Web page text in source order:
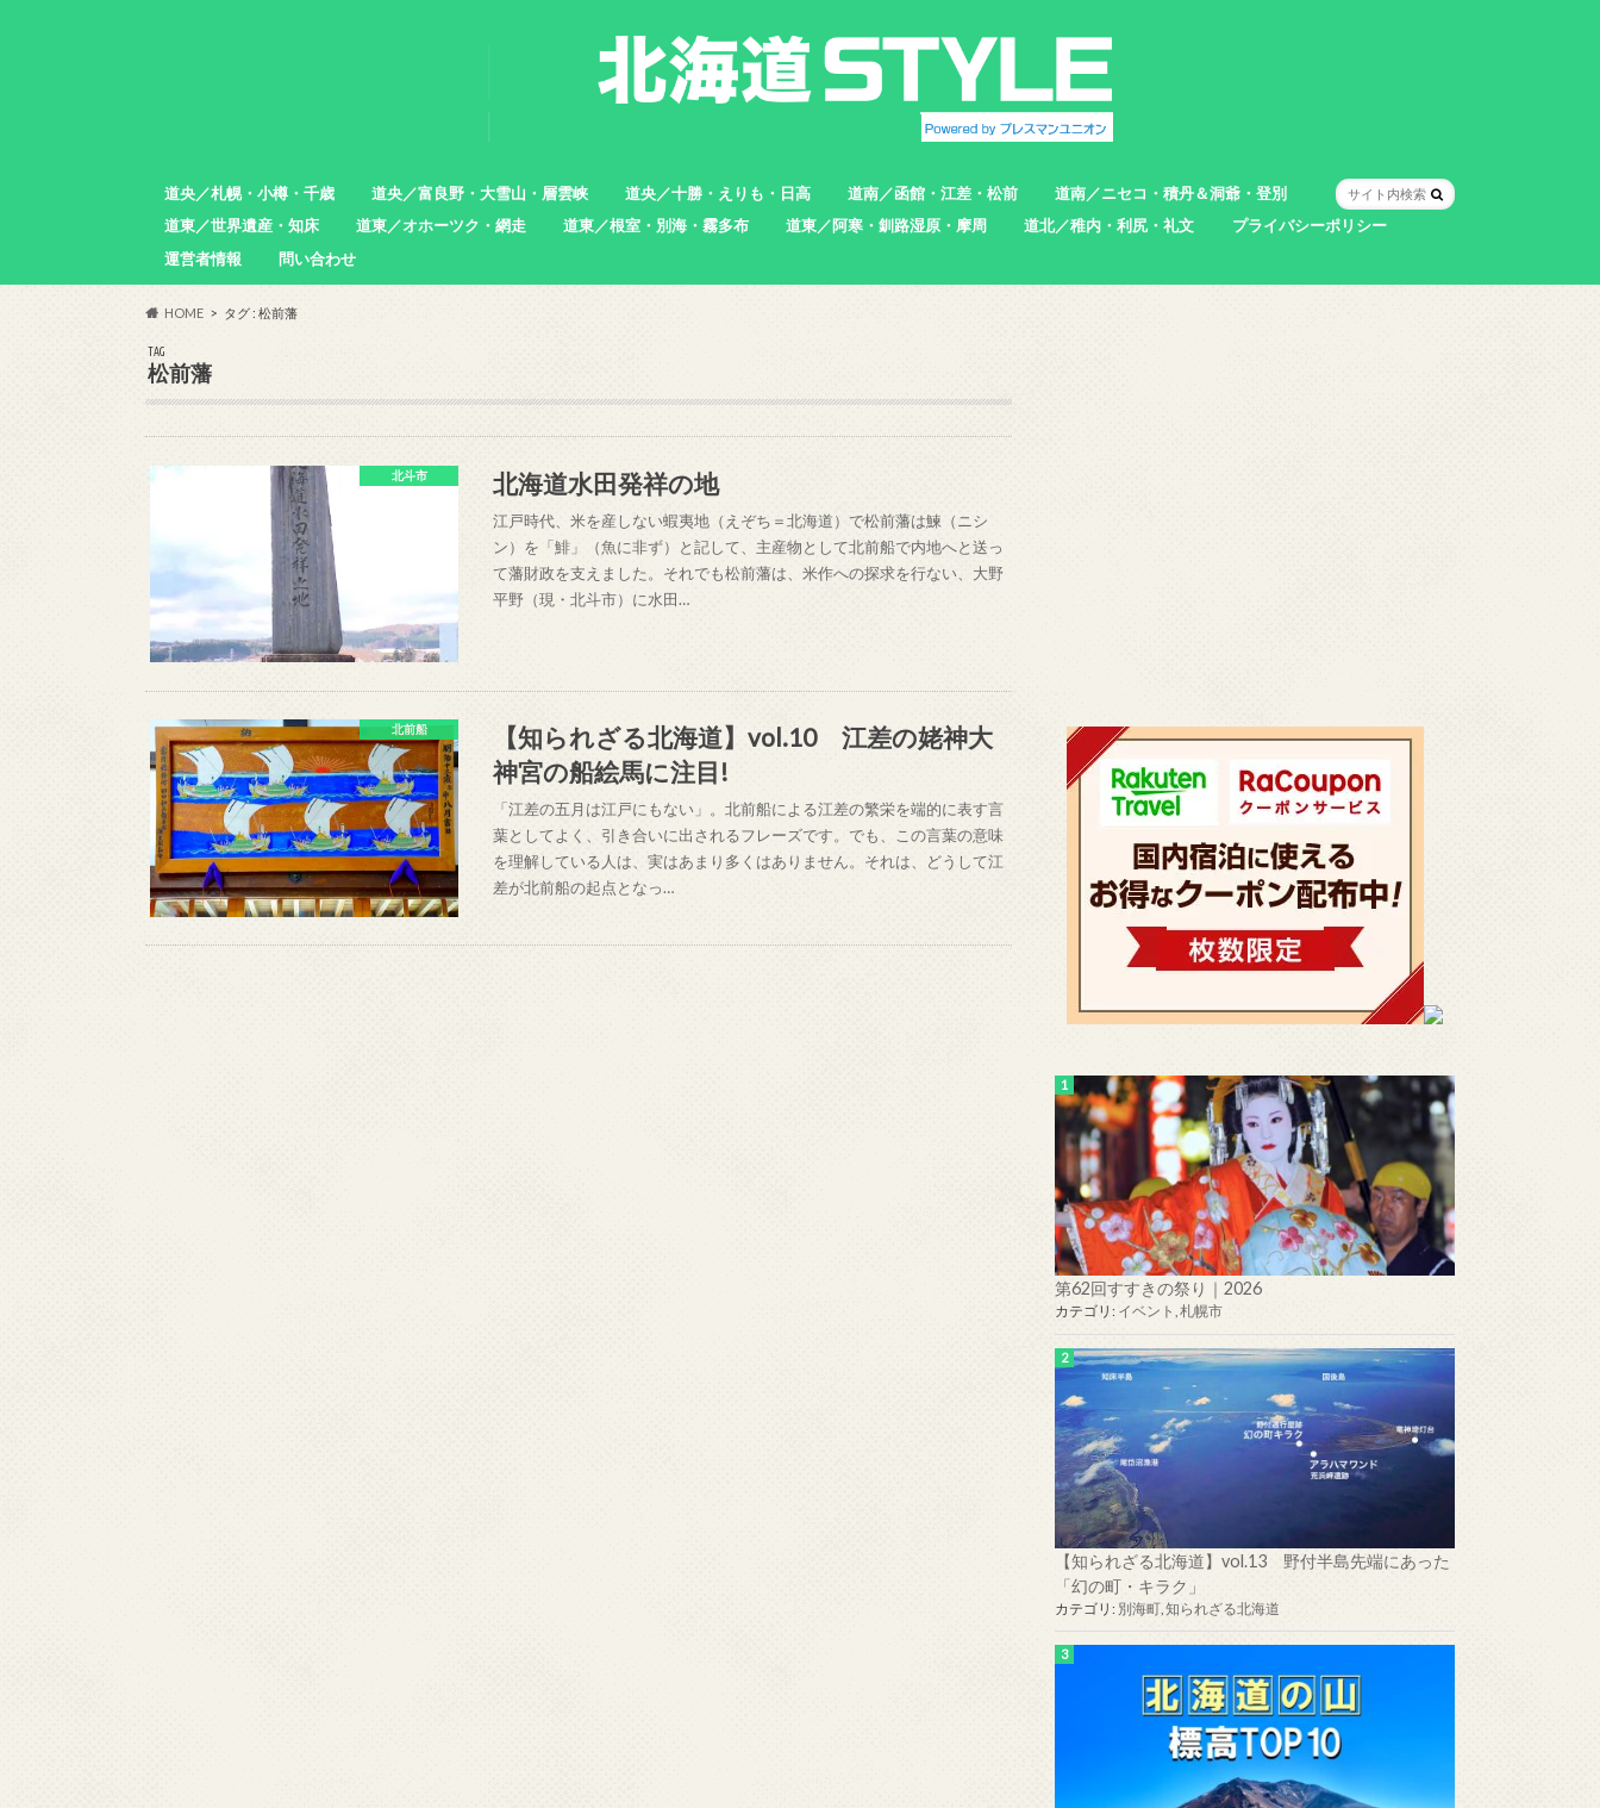
道央／札幌・小樽・千歳
札幌市
小樽市
石狩市
北広島市
恵庭市
千歳市
苫小牧市
道央／富良野・大雪山・層雲峡
中富良野町
東川町
沼田町
幌加内町
増毛町
道央／十勝・えりも・日高
帯広市
えりも町
新ひだか町
足寄町
道南／函館・江差・松前
函館市
北斗市
七飯町
松前町
江差町
上ノ国町
道南／ニセコ・積丹＆洞爺・登別
室蘭市
登別市
洞爺湖町
真狩村
共和町
壮瞥町
積丹町
神恵内村
道東／世界遺産・知床
羅臼町
斜里町
道東／オホーツク・網走 道東／根室・別海・霧多布 道東／阿寒・釧路湿原・摩周 道北／稚内・利尻・礼文
プライバシーポリシー
運営者情報
問い合わせ
HOME タグ : 松前藩
TAG
松前藩
北斗市 北海道水田発祥の地
江戸時代、米を産しない蝦夷地（えぞち＝北海道）で松前藩は鰊（ニシ
ン）を「鯡」（魚に非ず）と記して、主産物として北前船で内地へと送っ
て藩財政を支えました。それでも松前藩は、米作への探求を行ない、大野
平野（現・北斗市）に水田…
北前船
【知られざる北海道】vol.10 江差の姥神大
神宮の船絵馬に注目!
「江差の五月は江戸にもない」。北前船による江差の繁栄を端的に表す言
葉としてよく、引き合いに出されるフレーズです。でも、この言葉の意味
を理解している人は、実はあまり多くはありません。それは、どうして江
差が北前船の起点となっ…
第62回すすきの祭り｜2026
カテゴリ: イベント 札幌市
【知られざる北海道】vol.13 野付半島先端にあった
「幻の町・キラク」
カテゴリ: 別海町 知られざる北海道